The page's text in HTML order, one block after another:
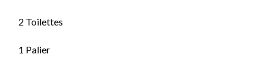
2 Toilettes
1 Palier